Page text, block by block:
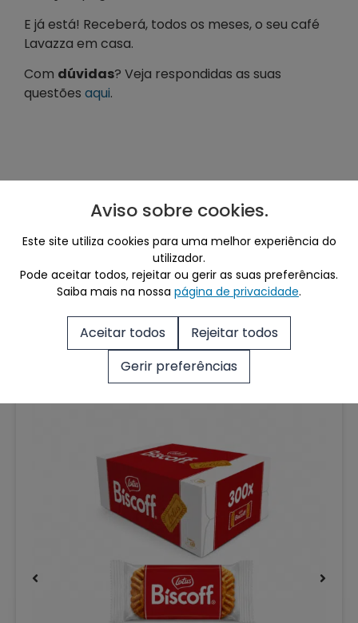
E já está! Receberá, todos os meses, o seu café
Lavazza em casa.
Com dúvidas? Veja respondidas as suas
questões aqui.
Mais café para si
Ver Tudo
Produtos Destacados
Aviso sobre cookies.
Este site utiliza cookies para uma melhor experiência do
utilizador.
Pode aceitar todos, rejeitar ou gerir as suas preferências.
Saiba mais na nossa página de privacidade.
Aceitar todos
Rejeitar todos
Gerir preferências